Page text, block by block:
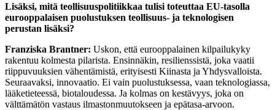
Lisäksi, mitä teollisuuspolitiikkaa tulisi toteuttaa EU-tasolla
eurooppalaisen puolustuksen teollisuus- ja teknologisen
perustan lisäksi?
Franziska Brantner: Uskon, että eurooppalainen kilpailukyky
rakentuu kolmesta pilarista. Ensinnäkin, resilienssistä, joka vaatii
riippuvuuksien vähentämistä, erityisesti Kiinasta ja Yhdysvalloista.
Seuraavaksi, innovaatio. Ei vain puolustuksessa, vaan teknologiassa,
lääketieteessä, biotaloudessa. Ja kolmas on kestävyys, joka on
välttämätön vastaus ilmastonmuutokseen ja epätasa-arvoon.